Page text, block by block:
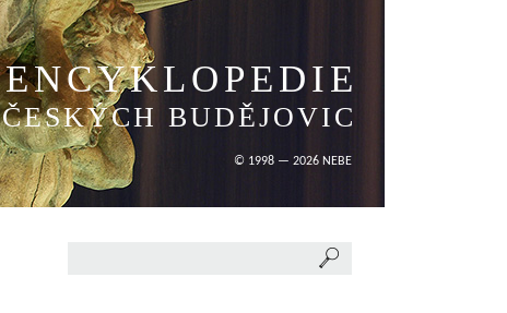
ENCYKLOPEDIE
ČESKÝCH BUDĚJOVIC
© 1998 — 2026 NEBE